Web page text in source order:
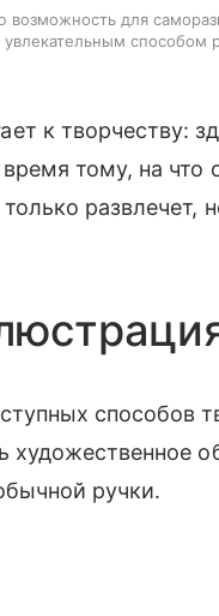
для
способом
к творчеству:
тому, на что
развлечет,
способов
художественное
ручки.